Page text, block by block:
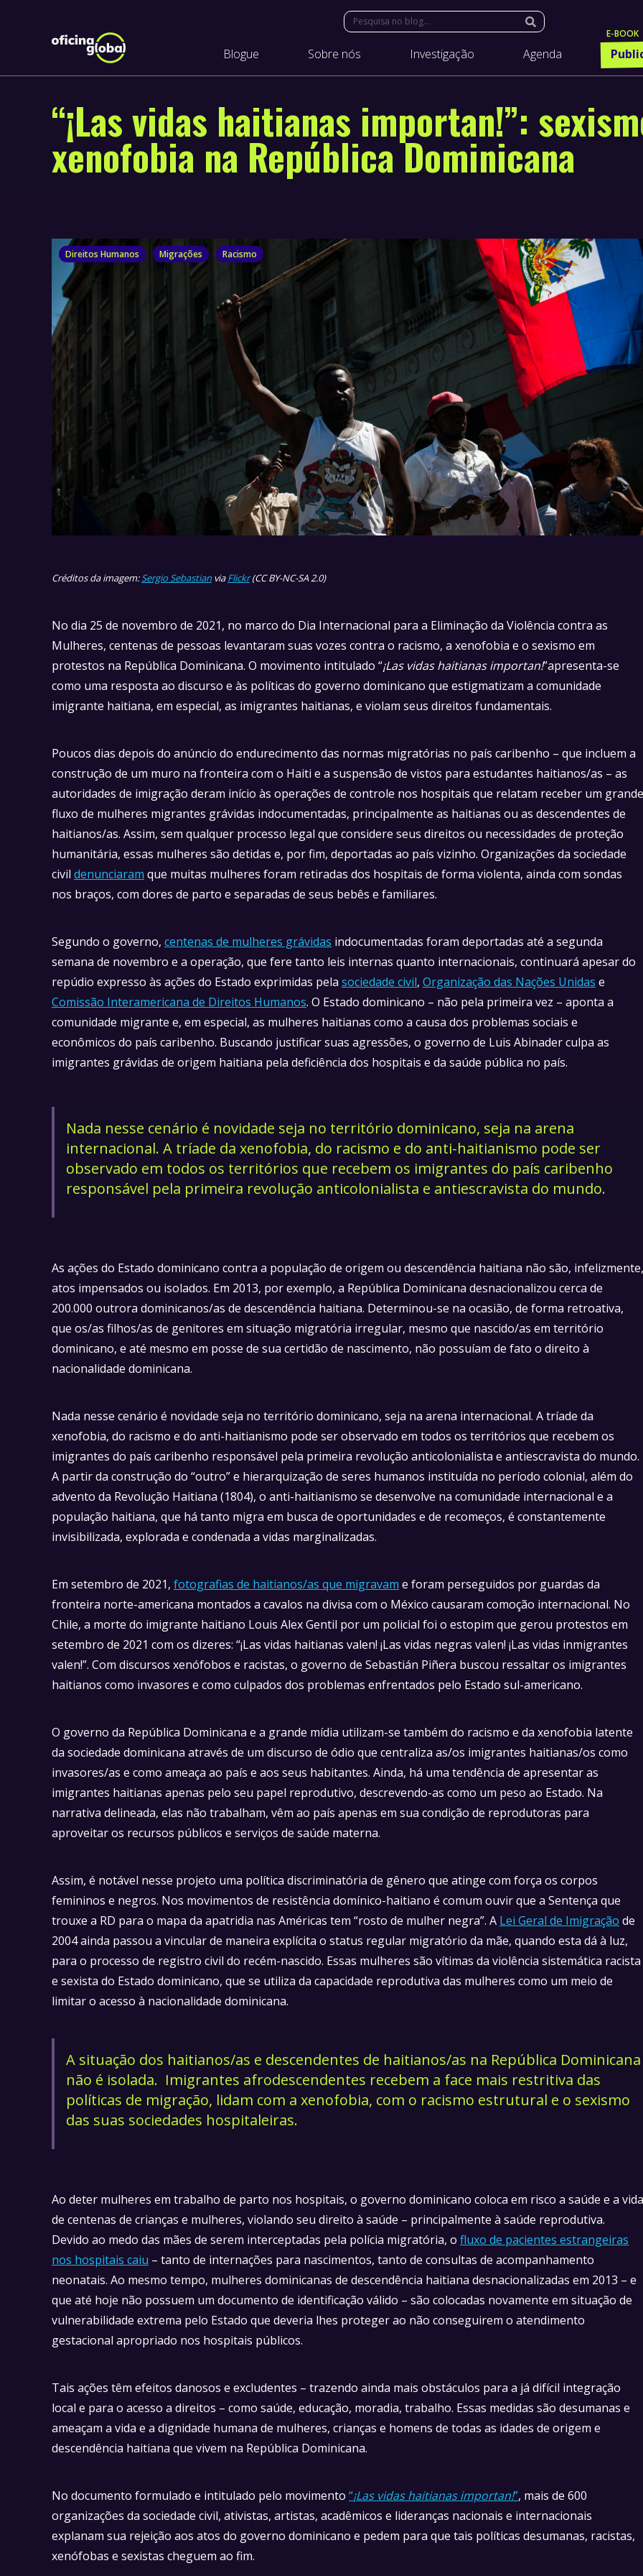
Search:
Blogue Sobre nós Investigação Agenda
“¡Las vidas haitianas importan!”:
xenofobia na República Dominicana
Direitos Humanos Migrações Racismo
Créditos da imagem:Sergio SebastianviaFlickr(CC BY-NC-SA 2.0)
No dia 25 de novembro de 2021, no marco do Dia Internacional para a Eliminação da Violência contra as
Mulheres, centenas de pessoas levantaram suas vozes contra o racismo, a xenofobia e o sexismo em
protestos na República Dominicana. O movimento intitulado “¡Las vidas haitianas importan!”apresenta-se
como uma resposta ao discurso e às políticas do governo dominicano que estigmatizam a comunidade
imigrante haitiana, em especial, as imigrantes haitianas, e violam seus direitos fundamentais.
Poucos dias depois do anúncio do endurecimento das normas migratórias no país caribenho – que incluem a
construção de um muro na fronteira com o Haiti e a suspensão de vistos para estudantes haitianos/as – as
autoridades de imigração deram início às operações de controle nos hospitais que relatam receber um grande
fluxo de mulheres migrantes grávidas indocumentadas, principalmente as haitianas ou as descendentes de
haitianos/as. Assim, sem qualquer processo legal que considere seus direitos ou necessidades de proteção
humanitária, essas mulheres são detidas e, por fim, deportadas ao país vizinho. Organizações da sociedade
civil denunciaram que muitas mulheres foram retiradas dos hospitais de forma violenta, ainda com sondas
nos braços, com dores de parto e separadas de seus bebês e familiares.
Segundo o governo, centenas de mulheres grávidas indocumentadas foram deportadas até a segunda
semana de novembro e a operação, que fere tanto leis internas quanto internacionais, continuará apesar do
repúdio expresso às ações do Estado exprimidas pela sociedade civil, Organização das Nações Unidas e
Comissão Interamericana de Direitos Humanos. O Estado dominicano – não pela primeira vez – aponta a
comunidade migrante e, em especial, as mulheres haitianas como a causa dos problemas sociais e
econômicos do país caribenho. Buscando justificar suas agressões, o governo de Luis Abinader culpa as
imigrantes grávidas de origem haitiana pela deficiência dos hospitais e da saúde pública no país.
Nada nesse cenário é novidade seja no território dominicano, seja na arena
internacional. A tríade da xenofobia, do racismo e do anti-haitianismo pode ser
observado em todos os territórios que recebem os imigrantes do país caribenho
responsável pela primeira revolução anticolonialista e antiescravista do mundo.
As ações do Estado dominicano contra a população de origem ou descendência haitiana não são, infelizmente,
atos impensados ou isolados. Em 2013, por exemplo, a República Dominicana desnacionalizou cerca de
200.000 outrora dominicanos/as de descendência haitiana. Determinou-se na ocasião, de forma retroativa,
que os/as filhos/as de genitores em situação migratória irregular, mesmo que nascido/as em território
dominicano, e até mesmo em posse de sua certidão de nascimento, não possuíam de fato o direito à
nacionalidade dominicana.
Nada nesse cenário é novidade seja no território dominicano, seja na arena internacional. A tríade da
xenofobia, do racismo e do anti-haitianismo pode ser observado em todos os territórios que recebem os
imigrantes do país caribenho responsável pela primeira revolução anticolonialista e antiescravista do mundo.
A partir da construção do “outro” e hierarquização de seres humanos instituída no período colonial, além do
advento da Revolução Haitiana (1804), o anti-haitianismo se desenvolve na comunidade internacional e a
população haitiana, que há tanto migra em busca de oportunidades e de recomeços, é constantemente
invisibilizada, explorada e condenada a vidas marginalizadas.
Em setembro de 2021, fotografias de haitianos/as que migravam e foram perseguidos por guardas da
fronteira norte-americana montados a cavalos na divisa com o México causaram comoção internacional. No
Chile, a morte do imigrante haitiano Louis Alex Gentil por um policial foi o estopim que gerou protestos em
setembro de 2021 com os dizeres: “¡Las vidas haitianas valen! ¡Las vidas negras valen! ¡Las vidas inmigrantes
valen!”. Com discursos xenófobos e racistas, o governo de Sebastián Piñera buscou ressaltar os imigrantes
haitianos como invasores e como culpados dos problemas enfrentados pelo Estado sul-americano.
O governo da República Dominicana e a grande mídia utilizam-se também do racismo e da xenofobia latente
da sociedade dominicana através de um discurso de ódio que centraliza as/os imigrantes haitianas/os como
invasores/as e como ameaça ao país e aos seus habitantes. Ainda, há uma tendência de apresentar as
imigrantes haitianas apenas pelo seu papel reprodutivo, descrevendo-as como um peso ao Estado. Na
narrativa delineada, elas não trabalham, vêm ao país apenas em sua condição de reprodutoras para
aproveitar os recursos públicos e serviços de saúde materna.
Assim, é notável nesse projeto uma política discriminatória de gênero que atinge com força os corpos
femininos e negros. Nos movimentos de resistência domínico-haitiano é comum ouvir que a Sentença que
trouxe a RD para o mapa da apatridia nas Américas tem “rosto de mulher negra”. A Lei Geral de Imigração de
2004 ainda passou a vincular de maneira explícita o status regular migratório da mãe, quando esta dá à luz,
para o processo de registro civil do recém-nascido. Essas mulheres são vítimas da violência sistemática racista
e sexista do Estado dominicano, que se utiliza da capacidade reprodutiva das mulheres como um meio de
limitar o acesso à nacionalidade dominicana.
A situação dos haitianos/as e descendentes de haitianos/as na República Dominicana
não é isolada. Imigrantes afrodescendentes recebem a face mais restritiva das
políticas de migração, lidam com a xenofobia, com o racismo estrutural e o sexismo
das suas sociedades hospitaleiras.
Ao deter mulheres em trabalho de parto nos hospitais, o governo dominicano coloca em risco a saúde e a vida
de centenas de crianças e mulheres, violando seu direito à saúde – principalmente à saúde reprodutiva.
Devido ao medo das mães de serem interceptadas pela polícia migratória, o fluxo de pacientes estrangeiras
nos hospitais caiu – tanto de internações para nascimentos, tanto de consultas de acompanhamento
neonatais. Ao mesmo tempo, mulheres dominicanas de descendência haitiana desnacionalizadas em 2013 – e
que até hoje não possuem um documento de identificação válido – são colocadas novamente em situação de
vulnerabilidade extrema pelo Estado que deveria lhes proteger ao não conseguirem o atendimento
gestacional apropriado nos hospitais públicos.
Tais ações têm efeitos danosos e excludentes – trazendo ainda mais obstáculos para a já difícil integração
local e para o acesso a direitos – como saúde, educação, moradia, trabalho. Essas medidas são desumanas e
ameaçam a vida e a dignidade humana de mulheres, crianças e homens de todas as idades de origem e
descendência haitiana que vivem na República Dominicana.
No documento formulado e intitulado pelo movimento “¡Las vidas haitianas importan!”, mais de 600
organizações da sociedade civil, ativistas, artistas, acadêmicos e lideranças nacionais e internacionais
explanam sua rejeição aos atos do governo dominicano e pedem para que tais políticas desumanas, racistas,
xenófobas e sexistas cheguem ao fim.